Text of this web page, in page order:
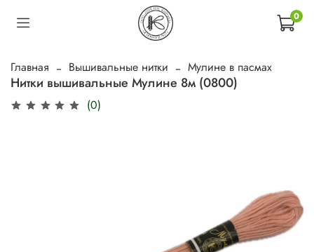
0
Главная Вышивальные нитки Мулине в пасмах
Нитки вышивальные Мулине 8м (0800)
(0)